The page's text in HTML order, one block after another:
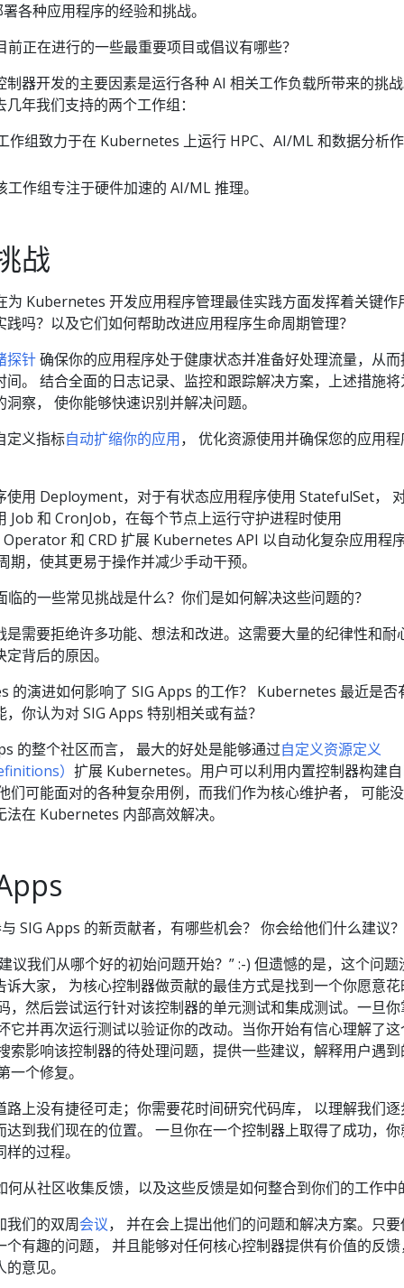
各种应用程序的经验和挑战。
前正在进行的一些最重要项目或倡议有哪些？
器开发的主要因素是运行各种 AI 相关工作负载所带来的挑战
年我们支持的两个工作组：
作组致力于在 Kubernetes 上运行 HPC、AI/ML 和数据分析作
工作组专注于硬件加速的 AI/ML 推理。
战
为 Kubernetes 开发应用程序管理最佳实践方面发挥着关键作
吗？以及它们如何帮助改进应用程序生命周期管理？
探针确保你的应用程序处于健康状态并准备好处理流量，从而
间。 结合全面的日志记录、监控和跟踪解决方案，上述措施将
察， 使你能够快速识别并解决问题。
定义指标自动扩缩你的应用， 优化资源使用并确保您的应用
使用 Deployment，对于有状态应用程序使用 StatefulSet，
Job 和 CronJob，在每个节点上运行守护进程时使用
和 CRD 扩展 Kubernetes API 以自动化复杂应用程
期，使其更易于操作并减少手动干预。
临的一些常见挑战是什么？你们是如何解决这些问题的？
需要拒绝许多功能、想法和改进。这需要大量的纪律性和耐
背后的原因。
的演进如何影响了 SIG Apps 的工作？ Kubernetes 最近是否
你认为对 SIG Apps 特别相关或有益？
的整个社区而言， 最大的好处是能够通过自定义资源定义
） 扩展 Kubernetes。用户可以利用内置控制器构建
们可能面对的各种复杂用例，而我们作为核心维护者， 可能
在 Kubernetes 内部高效解决。
SIG Apps 的新贡献者，有哪些机会？ 你会给他们什么建议？
议我们从哪个好的初始问题开始？” :-) 但遗憾的是，这个问题
大家， 为核心控制器做贡献的最佳方式是找到一个你愿意花
，然后尝试运行针对该控制器的单元测试和集成测试。一旦你
它并再次运行测试以验证你的改动。当你开始有信心理解了
索影响该控制器的待处理问题，提供一些建议，解释用户遇到
个修复。
上没有捷径可走；你需要花时间研究代码库， 以理解我们逐
到我们现在的位置。 一旦你在一个控制器上取得了成功，你
的过程。
何从社区收集反馈，以及这些反馈是如何整合到你们的工作中
我们的双周会议， 并在会上提出他们的问题和解决方案。只要
有趣的问题， 并且能够对任何核心控制器提供有价值的反馈
意见。